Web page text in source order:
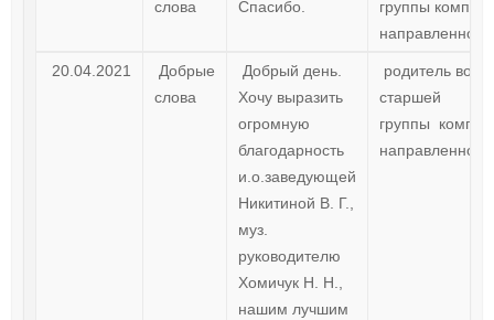
слова
Спасибо.
группы
20.04.2021
Добрые
слова
Добрый день.
Хочу выразить
огромную
благодарность
и.о.заведующей
Никитиной В. Г.,
муз.
руководителю
Хомичук Н. Н.,
нашим лучшим
родитель
старшей
группы